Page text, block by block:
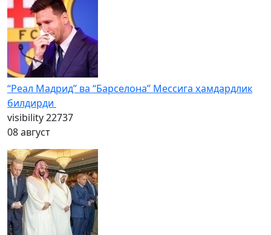
“Реал Мадрид” ва “Барселона” Мессига ҳамдардлик
билдирди
visibility22737
08 август